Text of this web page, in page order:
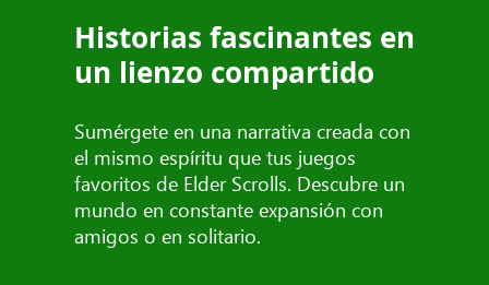
Historias fascinantes en
un lienzo compartido
Sumérgete en una narrativa creada con
el mismo espíritu que tus juegos
favoritos de Elder Scrolls. Descubre un
mundo en constante expansión con
amigos o en solitario.